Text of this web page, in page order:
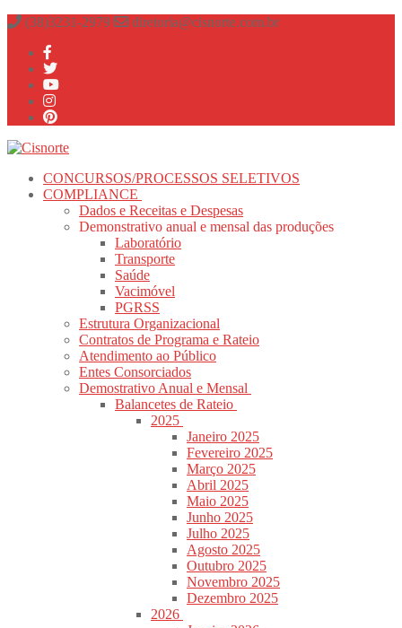
Pular
conteúdo
Menu
fechado
(38)3231-2979 diretoria@cisnorte.com.br
CONCURSOS/PROCESSOS SELETIVOS
COMPLIANCE
Dados e Receitas e Despesas
Demonstrativo anual e mensal das produções
Laboratório
Transporte
Saúde
Vacimóvel
PGRSS
Estrutura Organizacional
Contratos de Programa e Rateio
Atendimento ao Público
Entes Consorciados
Demostrativo Anual e Mensal
Balancetes de Rateio
2025
Janeiro 2025
Fevereiro 2025
Março 2025
Abril 2025
Maio 2025
Junho 2025
Julho 2025
Agosto 2025
Outubro 2025
Novembro 2025
Dezembro 2025
2026